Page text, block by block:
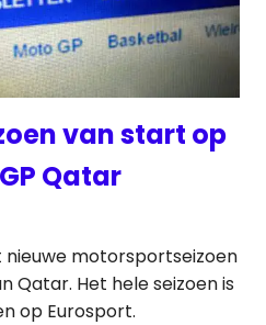
van start op
Qatar
motorsportseizoen
Qatar. Het hele seizoen is
op Eurosport.